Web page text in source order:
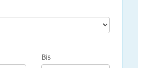
Bis